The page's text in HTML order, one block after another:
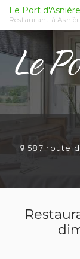
Aller
au
contenu
principal
Le Port
Restaurant à
587 route